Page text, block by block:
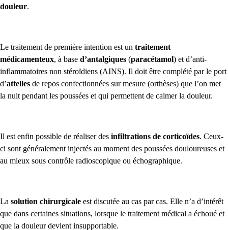
douleur.
Le traitement de première intention est un traitement
médicamenteux, à base d’antalgiques (paracétamol) et d’anti-
inflammatoires non stéroïdiens (AINS). Il doit être complété par le port
d’attelles de repos confectionnées sur mesure (orthèses) que l’on met
la nuit pendant les poussées et qui permettent de calmer la douleur.
Il est enfin possible de réaliser des infiltrations de corticoïdes. Ceux-
ci sont généralement injectés au moment des poussées douloureuses et
au mieux sous contrôle radioscopique ou échographique.
La solution chirurgicale est discutée au cas par cas. Elle n’a d’intérêt
que dans certaines situations, lorsque le traitement médical a échoué et
que la douleur devient insupportable.